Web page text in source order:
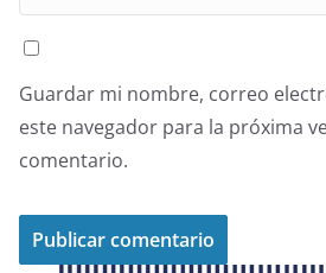
Guardar mi nombre, correo
este navegador para la próxima
comentario.